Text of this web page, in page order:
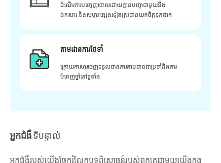
ដំណើរការបញ្ចេញចោលដោយគ្មានបញ្ហាជាមួយនឹង
ឯកសារ និងសម្ភារៈផ្សេងទៀតត្រូវបានយកចិត្តទុកដាក់
តាមដានការថែទាំ
ក្រោយ​ការ​ហូរ​ចេញ​ទទួល​បាន​ការ​តាមដាន​ជា​ប្រចាំ​និង​ការ​
បំពេញ​ថ្នាំ​នៅ​ទូទាំង​
អ្នកជំងឺទីបន្ទាល់
អ្នកជំងឺរបស់យើងចែករំលែកបទពិសោធន៍របស់ពួកគេជាមួយយើងក្នុង